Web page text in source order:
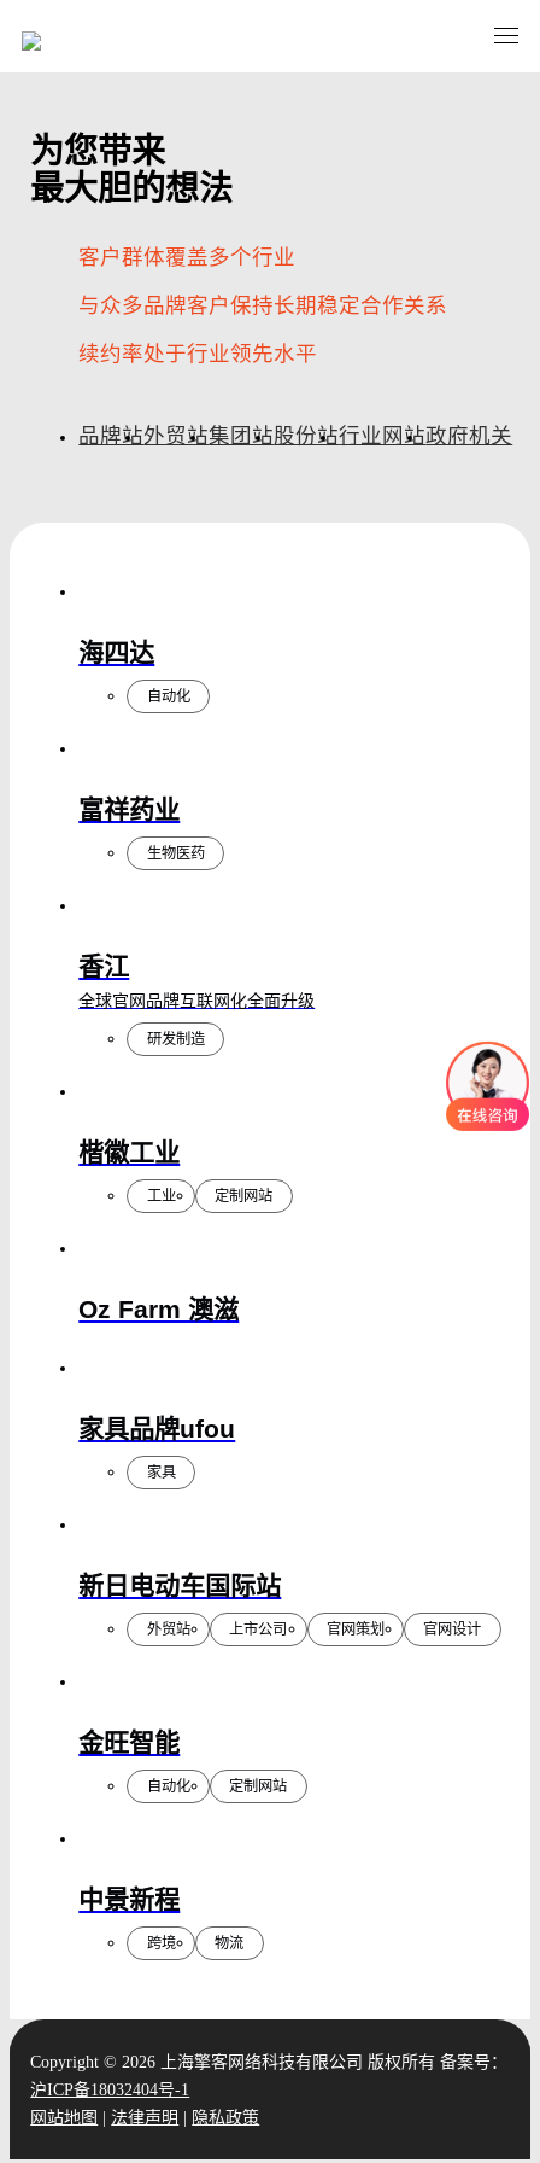
为您带来
最大胆的想法
客户群体覆盖多个行业
与众多品牌客户保持长期稳定合作关系
续约率处于行业领先水平
品牌站外贸站集团站股份站行业网站政府机关
海四达
自动化
富祥药业
生物医药
香江
全球官网品牌互联网化全面升级
研发制造
楷徽工业
工业 定制网站
Oz Farm 澳滋
家具品牌ufou
家具
新日电动车国际站
外贸站 上市公司 官网策划 官网设计
金旺智能
自动化 定制网站
中景新程
跨境 物流
Copyright ©2026 上海擎客网络科技有限公司 版权所有 备案号：
沪ICP备18032404号-1
网站地图
法律声明 隐私政策